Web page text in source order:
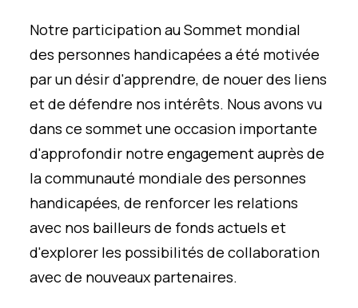
Notre participation au Sommet mondial
des personnes handicapées a été motivée
par un désir d'apprendre, de nouer des liens
et de défendre nos intérêts. Nous avons vu
dans ce sommet une occasion importante
d'approfondir notre engagement auprès de
la communauté mondiale des personnes
handicapées, de renforcer les relations
avec nos bailleurs de fonds actuels et
d'explorer les possibilités de collaboration
avec de nouveaux partenaires.